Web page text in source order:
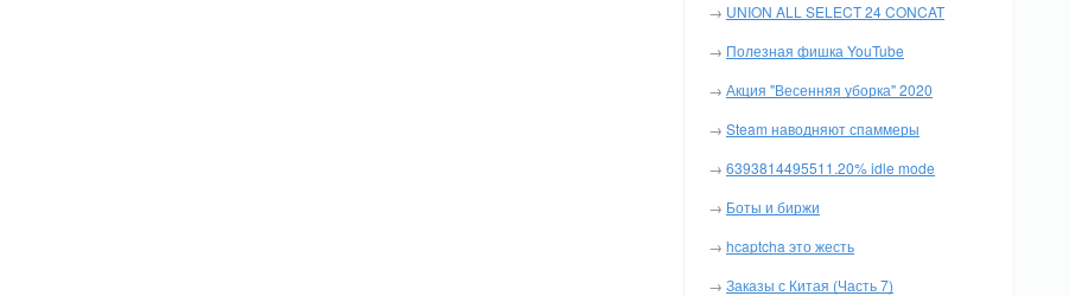
→ UNION ALL SELECT 24 CONCAT
→ Полезная фишка YouTube
→ Акция "Весенняя уборка" 2020
→ Steam наводняют спаммеры
→ 6393814495511.20% idle mode
→ Боты и биржи
→ hcaptcha это жесть
→ Заказы с Китая (Часть 7)